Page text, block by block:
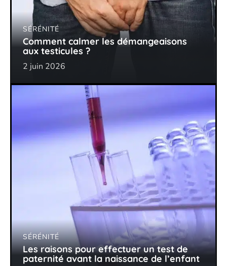
SÉRÉNITÉ
Comment calmer les démangeaisons
aux testicules ?
2 juin 2026
SÉRÉNITÉ
Les raisons pour effectuer un test de
paternité avant la naissance de l’enfant